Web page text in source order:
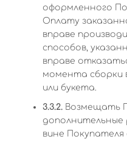
оформленного
Оплату
вправе
способов,
вправе
момента сборки
или букета.
3.3.2. Возмещать
дополнительные
вине Покупателя